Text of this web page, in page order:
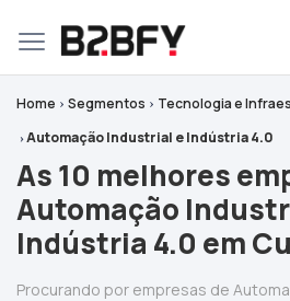
Home Segmentos
Tecnologia e
Automação Industrial e Indústria 4.0
As 10 melhores
Automação
Indústria 4.0 em
Procurando por empresas de